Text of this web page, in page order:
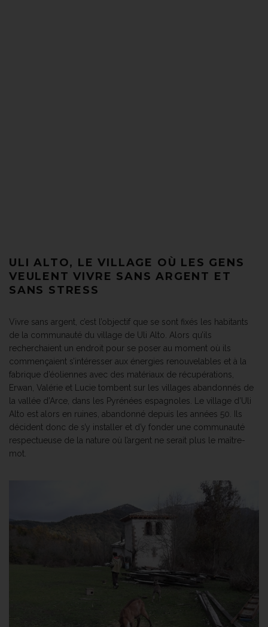
ULI ALTO, LE VILLAGE OÙ LES GENS
VEULENT VIVRE SANS ARGENT ET
SANS STRESS
Vivre sans argent, c’est l’objectif que se sont fixés les habitants
de la communauté du village de Uli Alto. Alors qu’ils
recherchaient un endroit pour se poser au moment où ils
commençaient s’intéresser aux énergies renouvelables et à la
fabrique d’éoliennes avec des matériaux de récupérations,
Erwan, Valérie et Lucie tombent sur les villages abandonnés de
la vallée d’Arce, dans les Pyrénées espagnoles. Le village d’Uli
Alto est alors en ruines, abandonné depuis les années 50. Ils
décident donc de s’y installer et d’y fonder une communauté
respectueuse de la nature où l’argent ne serait plus le maître-
mot.